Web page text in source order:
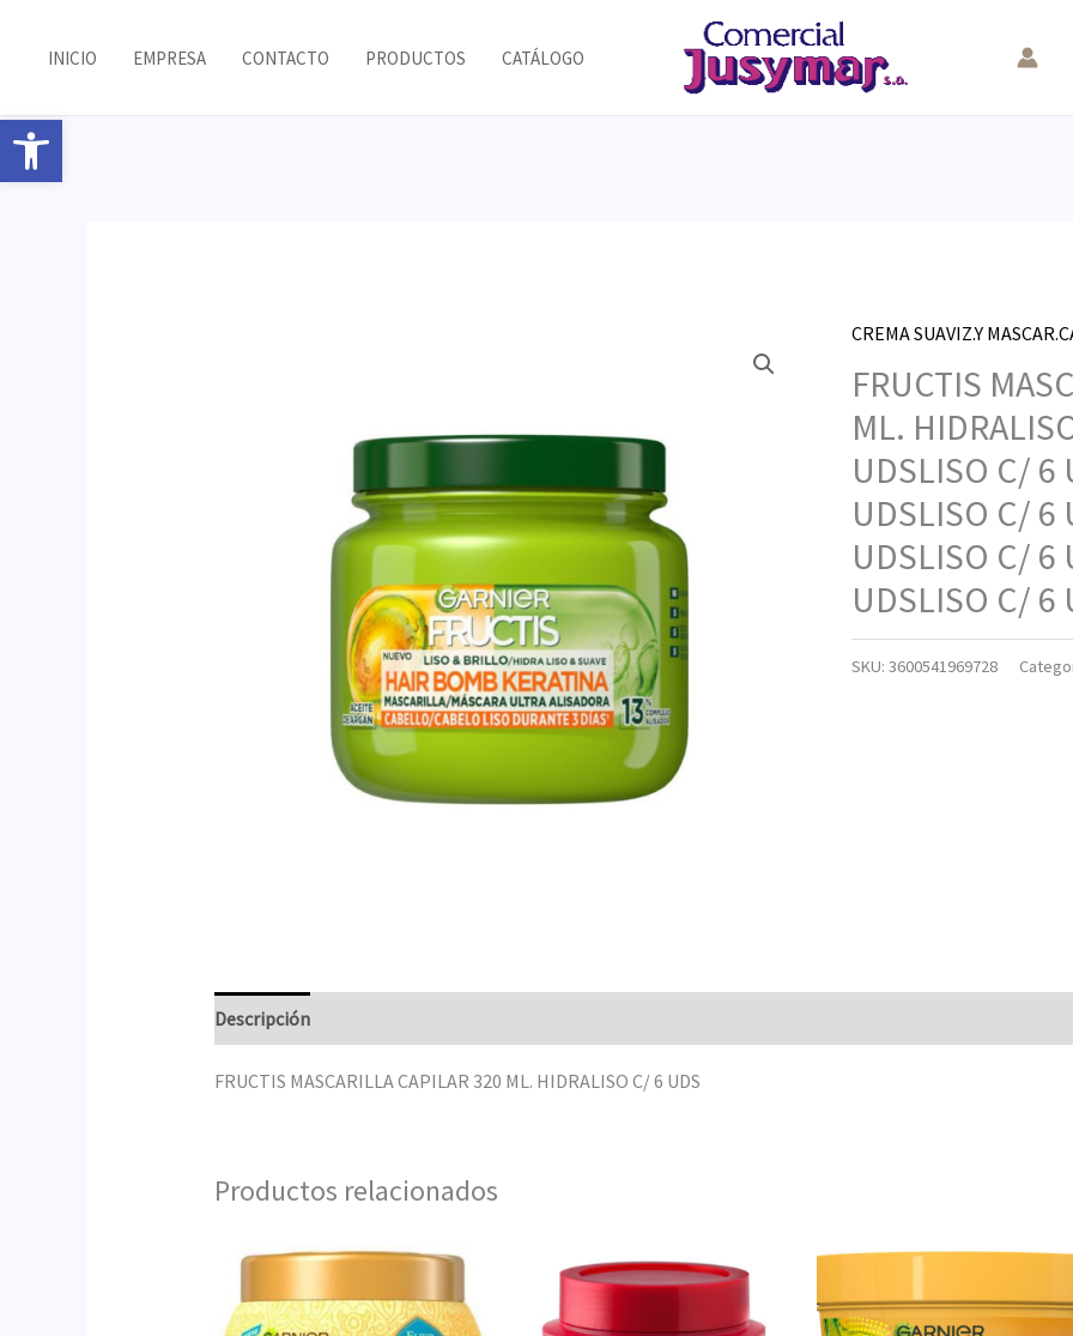
Abrir barra de herramientas
INICIO EMPRESA CONTACTO PRODUCTOS CATÁLOGO
CREMA SUAVIZ.Y
FRUCTIS
ML.
UDSLISO C/ 6
UDSLISO C/ 6
UDSLISO C/ 6
UDSLISO C/ 6
SKU:3600541969728
Descripción
FRUCTIS MASCARILLA CAPILAR 320 ML. HIDRALISO C/ 6 UDS
Productos relacionados